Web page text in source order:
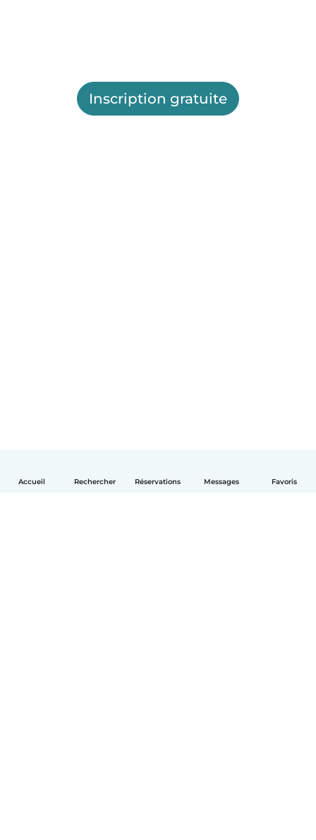
Accueil Rechercher Réservations Messages Favoris
Inscription gratuite